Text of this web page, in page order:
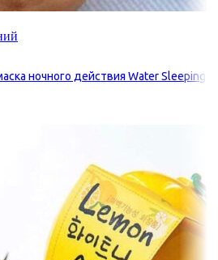
ночного действия Water Sleeping